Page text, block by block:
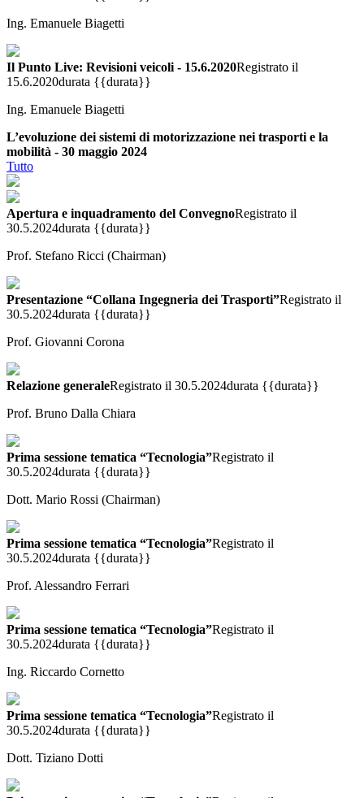
Ing. Emanuele Biagetti
Il Punto Live: Revisioni veicoli - 15.6.2020Registrato il
15.6.2020durata {{durata}}
Ing. Emanuele Biagetti
L’evoluzione dei sistemi di motorizzazione nei trasporti e la
mobilità - 30 maggio 2024
Tutto
Apertura e inquadramento del ConvegnoRegistrato il
30.5.2024durata {{durata}}
Prof. Stefano Ricci (Chairman)
Presentazione “Collana Ingegneria dei Trasporti”Registrato il
30.5.2024durata {{durata}}
Prof. Giovanni Corona
Relazione generaleRegistrato il 30.5.2024durata {{durata}}
Prof. Bruno Dalla Chiara
Prima sessione tematica “Tecnologia”Registrato il
30.5.2024durata {{durata}}
Dott. Mario Rossi (Chairman)
Prima sessione tematica “Tecnologia”Registrato il
30.5.2024durata {{durata}}
Prof. Alessandro Ferrari
Prima sessione tematica “Tecnologia”Registrato il
30.5.2024durata {{durata}}
Ing. Riccardo Cornetto
Prima sessione tematica “Tecnologia”Registrato il
30.5.2024durata {{durata}}
Dott. Tiziano Dotti